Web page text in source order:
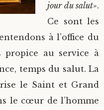
jour du salut».
Ce sont les
à l’office du
propice au service à
temps du salut. La
le Saint et Grand
le cœur de l’homme